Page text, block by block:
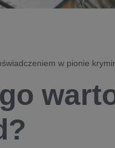
w pionie